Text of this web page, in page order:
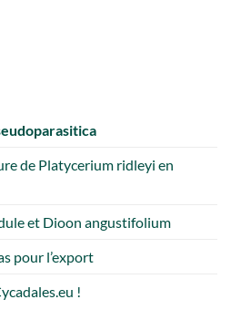
de Platycerium ridleyi en
et Dioon angustifolium
pour l’export
!